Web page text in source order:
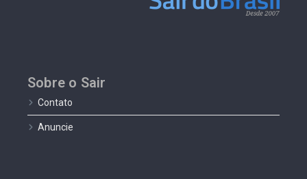
Sobre o Sair
Contato
Anuncie